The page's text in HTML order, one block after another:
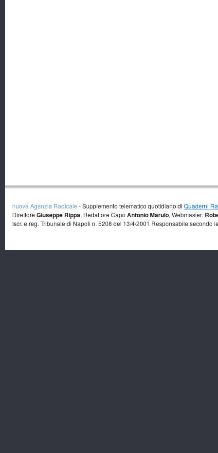
nuova Agenzia Radicale - Supplemento telematico quotidiano di Quaderni
Direttore Giuseppe Rippa, Redattore Capo Antonio Marulo, Webmaster:
Iscr. e reg. Tribunale di Napoli n. 5208 del 13/4/2001 Responsabile secondo